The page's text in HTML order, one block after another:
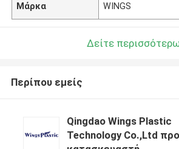
Μάρκα WINGS
Δείτε
Περίπου εμείς
Qingdao Wings Plastic
Technology Co.,Ltd